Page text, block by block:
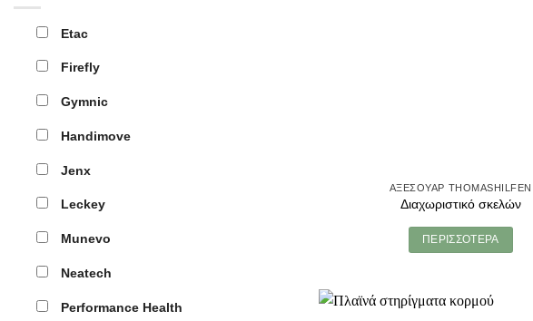
Etac
Firefly
Gymnic
Handimove
Jenx
Leckey
Munevo
Neatech
Performance Health
ΑΞΕΣΟΥΑΡ THOMASHILFEN
Διαχωριστικό σκελών
ΠΕΡΙΣΣΟΤΕΡΑ